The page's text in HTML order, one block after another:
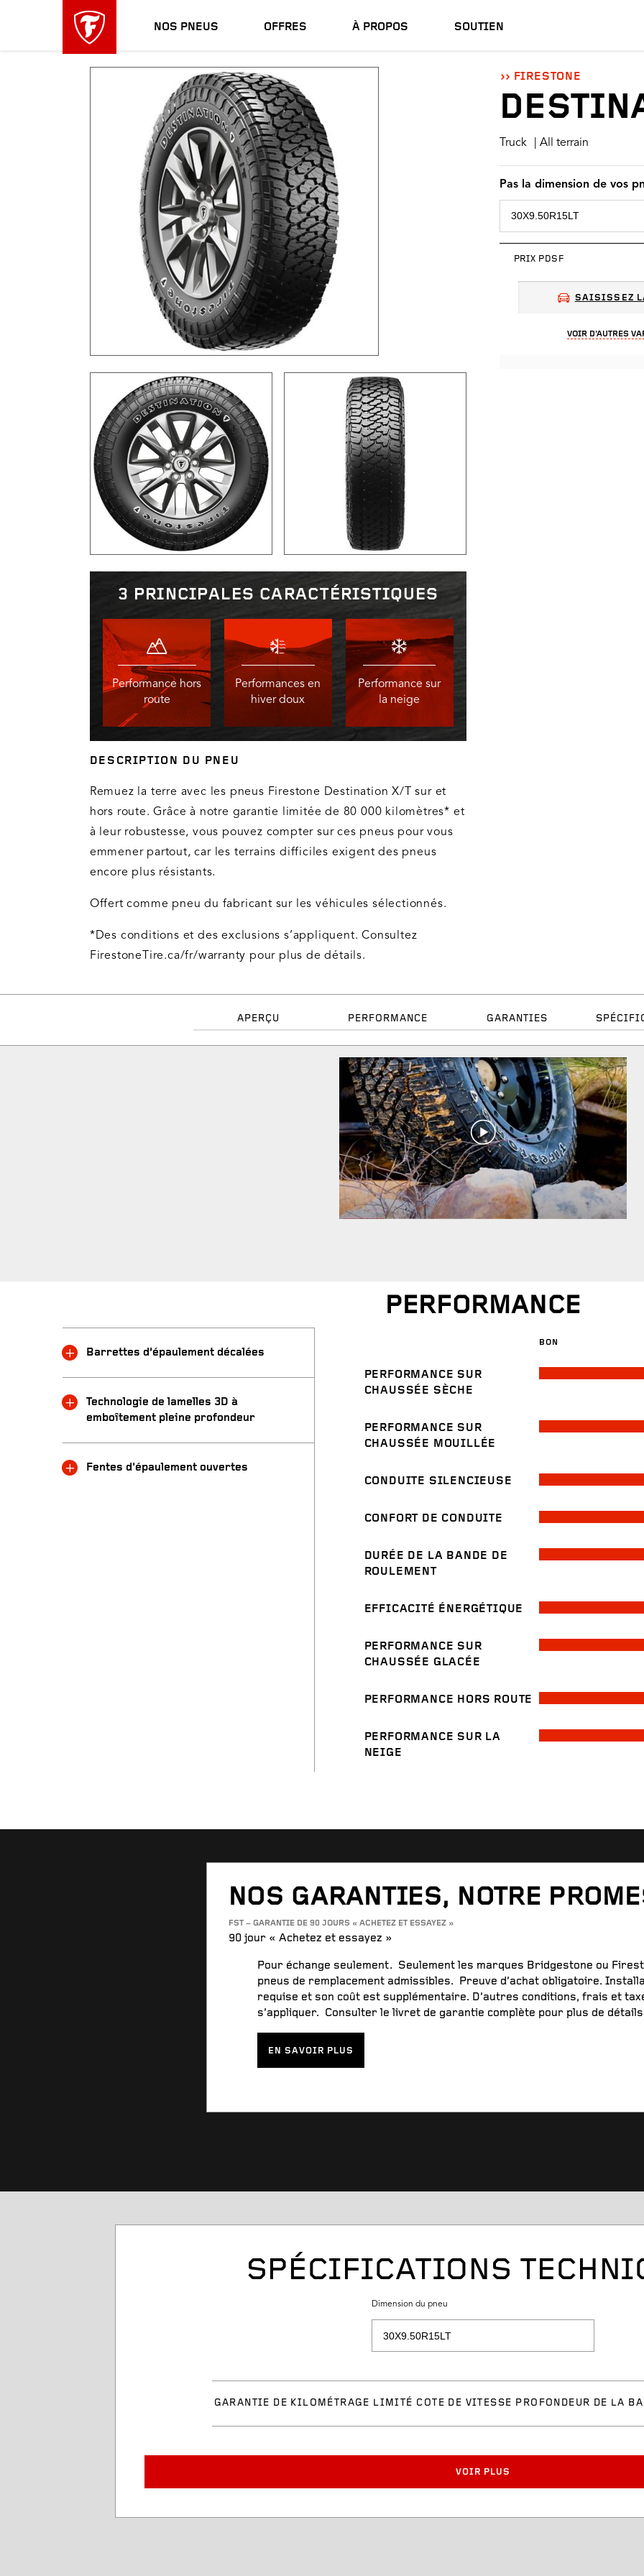
NOS PNEUS OFFRES À PROPOS SOUTIEN
skipped
FIRESTONE
Truck | All terrain
Pas la dimension de vos
PRIX PDSF
SAISISSEZ
VOIR D’AUTRES
3 PRINCIPALES CARACTÉRISTIQUES
Performance hors
route
Performances en
hiver doux
Performance sur
la neige
DESCRIPTION DU PNEU
Remuez la terre avec les pneus Firestone Destination X/T sur et
hors route. Grâce à notre garantie limitée de 80 000 kilomètres* et
à leur robustesse, vous pouvez compter sur ces pneus pour vous
emmener partout, car les terrains difficiles exigent des pneus
encore plus résistants.
Offert comme pneu du fabricant sur les véhicules sélectionnés.
*Des conditions et des exclusions s’appliquent. Consultez
FirestoneTire.ca/fr/warranty pour plus de détails.
APERÇU PERFORMANCE GARANTIES
PERFORMANCE
Barrettes d’épaulement décalées
Technologie de lamelles 3D à
emboîtement pleine profondeur
Fentes d'épaulement ouvertes
BON
PERFORMANCE SUR
CHAUSSÉE SÈCHE
PERFORMANCE SUR
CHAUSSÉE MOUILLÉE
CONDUITE SILENCIEUSE
CONFORT DE CONDUITE
DURÉE DE LA BANDE DE
ROULEMENT
EFFICACITÉ ÉNERGÉTIQUE
PERFORMANCE SUR
CHAUSSÉE GLACÉE
PERFORMANCE HORS ROUTE
PERFORMANCE SUR LA
NEIGE
NOS GARANTIES, NOTRE
FST – GARANTIE DE 90 JOURS « ACHETEZ ET ESSAYEZ »
90 jour « Achetez et essayez »
Pour échange seulement. Seulement les marques Bridgestone ou
pneus de remplacement admissibles. Preuve d’achat obligatoire.
requise et son coût est supplémentaire. D’autres conditions, frais et
s’appliquer. Consulter le livret de garantie complète pour plus de
EN SAVOIR PLUS
SPÉCIFICATIONS
Dimension du pneu
GARANTIE DE KILOMÉTRAGE LIMITÉ COTE DE VITESSE PROFONDEUR DE LA
VOIR PLUS